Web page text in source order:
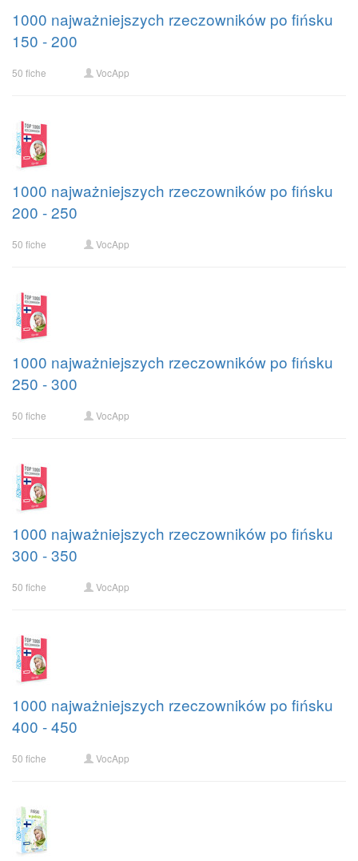
1000 najważniejszych rzeczowników po fińsku
150 - 200
50 fiche VocApp
1000 najważniejszych rzeczowników po fińsku
200 - 250
50 fiche VocApp
1000 najważniejszych rzeczowników po fińsku
250 - 300
50 fiche VocApp
1000 najważniejszych rzeczowników po fińsku
300 - 350
50 fiche VocApp
1000 najważniejszych rzeczowników po fińsku
400 - 450
50 fiche VocApp